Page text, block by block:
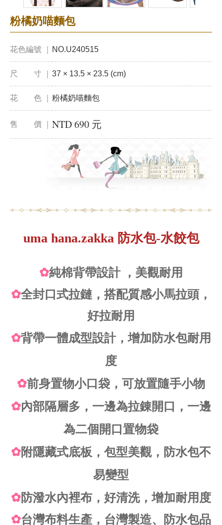
粉橘奶喵麵包
花色編號 ｜ NO.U240515
尺 寸 ｜ 37 × 13.5 × 23.5 (cm)
花 色 ｜ 粉橘奶喵麵包
售 價 ｜ NTD 690 元
uma hana.zakka 防水包-水餃包
✿純棉背帶設計 ，美觀耐用
✿全封口式拉鏈，搭配質感小馬拉頭，
好拉耐用
✿背帶一體成型設計，增加防水包耐用
度
✿前身置物小口袋，可放置隨手小物
✿內部隔層多，一邊為拉錬開口，一邊
為二個開口置物袋
✿附隱藏式底板，包型美觀，防水包不
易變型
✿防潑水內裡布，好清洗，增加耐用度
✿台灣布料生產，台灣製造、防水包品